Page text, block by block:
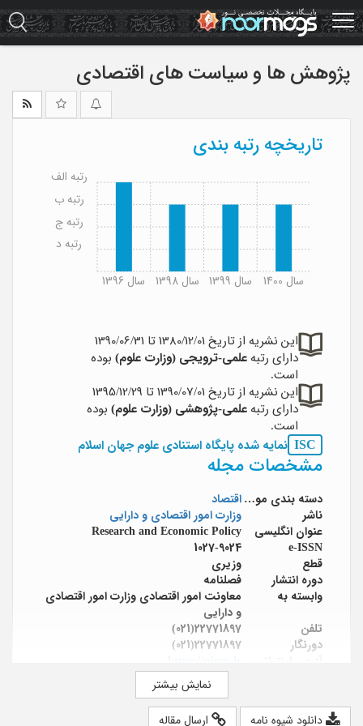
Skip
to
main
پژوهش ها و سیاست های اقتصادی
تاریخچه رتبه بندی
سال 1396 سال 1398 سال 1399 سال 1400
رتبه د
رتبه ج
رتبه ب
رتبه الف
این نشریه از تاریخ 1380/12/01 تا 1390/06/31
دارای رتبه علمی-ترویجی (وزارت علوم) بوده
است.
این نشریه از تاریخ 1390/07/01 تا 1395/12/29
دارای رتبه علمی-پژوهشی (وزارت علوم) بوده
است.
ISC نمایه شده پایگاه استنادی علوم جهان اسلام
مشخصات مجله
دسته بندی موضوعی
اقتصاد
ناشر
وزارت امور اقتصادی و دارایی
عنوان انگلیسی
Research and Economic Policy
e-ISSN
1027-9024
قطع
وزیری
دوره انتشار
فصلنامه
وابسته به
معاونت امور اقتصادی وزارت امور اقتصادی
و دارایی
تلفن
22771897(021)
دورنگار
22771897(021)
معاونت امور اقتصادی- وزارت امور اقتصادی
مدیر مسئول
دکتر وحید ماجد
نمایش بیشتر
دانلود شیوه نامه ارسال مقاله